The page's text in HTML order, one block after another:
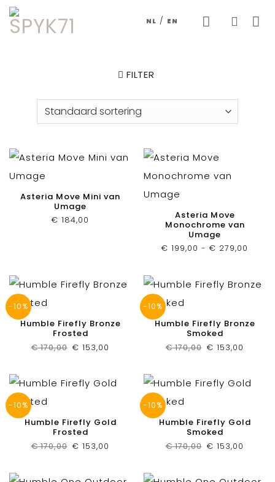
Skip
NL / EN
FILTER
Asteria Move Mini van
Umage
€ 184,00
Asteria Move
Monochrome van
Umage
€ 199,00 - € 279,00
-10%
Humble Firefly Bronze
Frosted
€170,00 Oorspronkelijke
€ 153,00
-10%
Humble Firefly Bronze
Smoked
€170,00 € 153,00
-10%
Humble Firefly Gold
Frosted
€170,00 Oorspronkelijke
€ 153,00
-10%
Humble Firefly Gold
Smoked
€170,00 € 153,00